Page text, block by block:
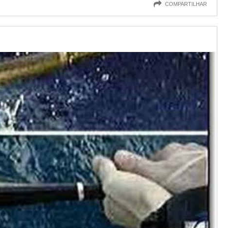
COMPARTILHAR